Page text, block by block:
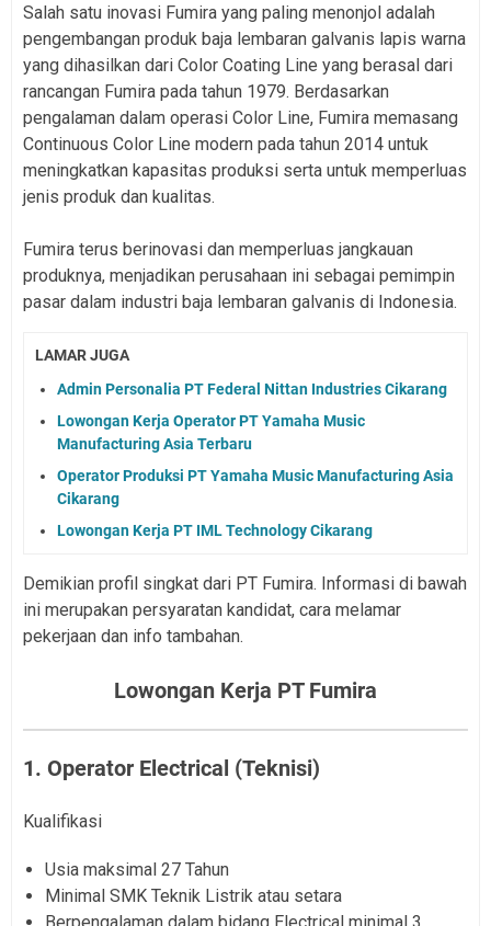
Salah satu inovasi Fumira yang paling menonjol adalah
pengembangan produk baja lembaran galvanis lapis warna
yang dihasilkan dari Color Coating Line yang berasal dari
rancangan Fumira pada tahun 1979. Berdasarkan
pengalaman dalam operasi Color Line, Fumira memasang
Continuous Color Line modern pada tahun 2014 untuk
meningkatkan kapasitas produksi serta untuk memperluas
jenis produk dan kualitas.
Fumira terus berinovasi dan memperluas jangkauan
produknya, menjadikan perusahaan ini sebagai pemimpin
pasar dalam industri baja lembaran galvanis di Indonesia.
LAMAR JUGA
Admin Personalia PT Federal Nittan Industries Cikarang
Lowongan Kerja Operator PT Yamaha Music
Manufacturing Asia Terbaru
Operator Produksi PT Yamaha Music Manufacturing Asia
Cikarang
Lowongan Kerja PT IML Technology Cikarang
Demikian profil singkat dari PT Fumira. Informasi di bawah
ini merupakan persyaratan kandidat, cara melamar
pekerjaan dan info tambahan.
Lowongan Kerja PT Fumira
1. Operator Electrical (Teknisi)
Kualifikasi
Usia maksimal 27 Tahun
Minimal SMK Teknik Listrik atau setara